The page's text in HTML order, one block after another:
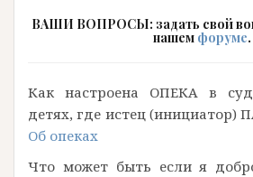
ВАШИ ВОПРОСЫ: задать свой
нашем форуме.
Как настроена ОПЕКА в
детях, где истец (инициатор)
Об опеках
Что может быть если я